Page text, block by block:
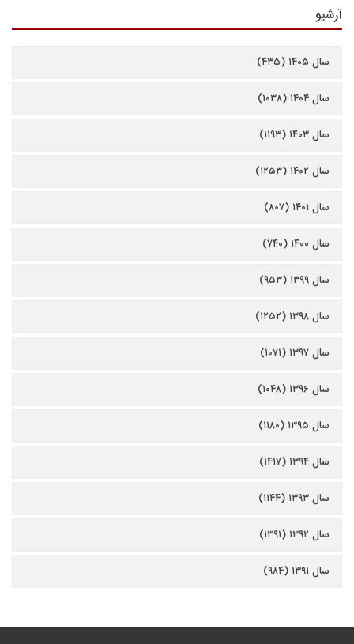
آرشیو
سال ۱۴۰۵ (۴۳۵)
سال ۱۴۰۴ (۱۰۳۸)
سال ۱۴۰۳ (۱۱۹۳)
سال ۱۴۰۲ (۱۲۵۳)
سال ۱۴۰۱ (۸۰۷)
سال ۱۴۰۰ (۷۴۰)
سال ۱۳۹۹ (۹۵۳)
سال ۱۳۹۸ (۱۲۵۲)
سال ۱۳۹۷ (۱۰۷۱)
سال ۱۳۹۶ (۱۰۴۸)
سال ۱۳۹۵ (۱۱۸۰)
سال ۱۳۹۴ (۱۴۱۷)
سال ۱۳۹۳ (۱۱۴۴)
سال ۱۳۹۲ (۱۳۹۱)
سال ۱۳۹۱ (۹۸۴)